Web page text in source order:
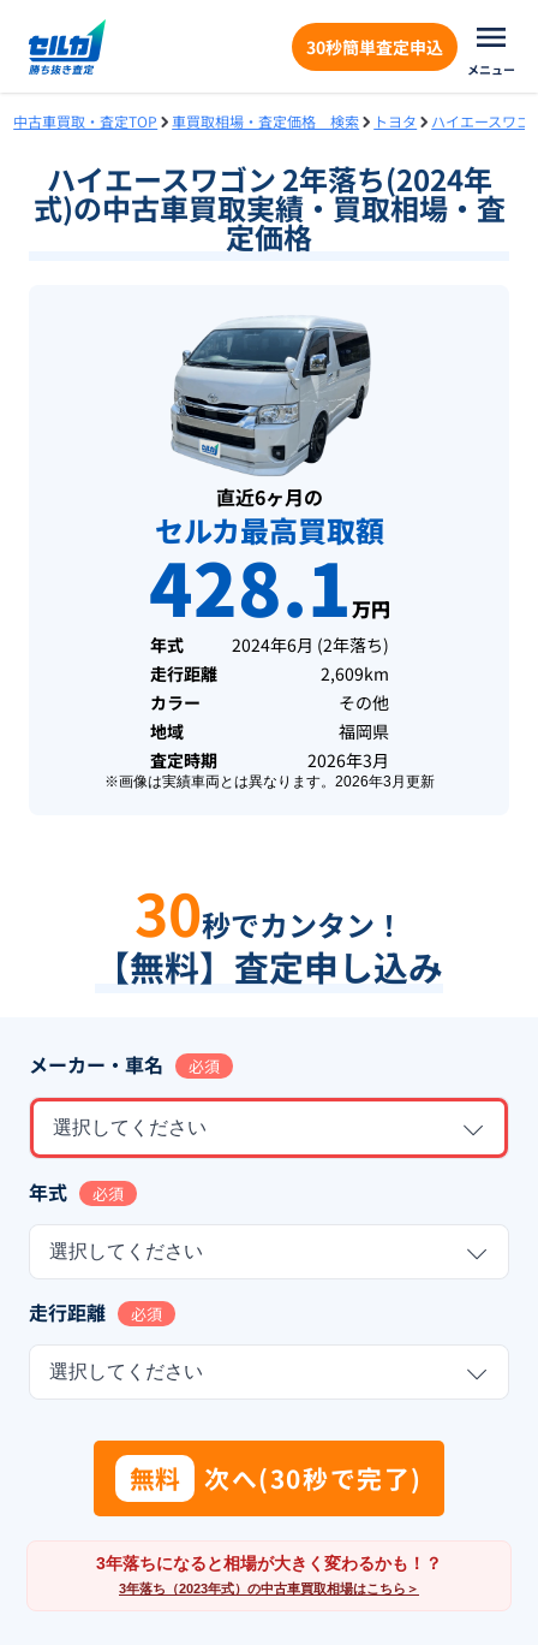
30秒簡単査定申込
メニュー
中古車買取・査定TOP 車買取相場・査定価格 検索 トヨタ ハイエースワゴ
ハイエースワゴン 2年落ち(2024年
式)の中古車買取実績・買取相場・査
定価格
直近6ヶ月の
セルカ最高買取額
428.1万円
年式 2024年6月 (2年落ち)
走行距離
2,609km
カラー
その他
地域
福岡県
査定時期
2026年3月
※画像は実績車両とは異なります。 2026年3月 更新
30秒でカンタン！
【無料】査定申し込み
メーカー・車名 必須
選択してください
年式 必須
選択してください
走行距離 必須
選択してください
無料 次へ(30秒で完了)
3年落ちになると相場が大きく変わるかも！？
3年落ち（2023年式）の中古車買取相場はこちら＞